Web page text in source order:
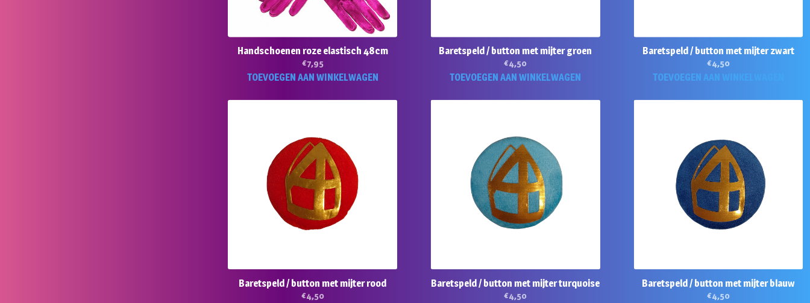
Handschoenen roze elastisch 48cm
€7,95
TOEVOEGEN AAN WINKELWAGEN
Baretspeld / button met mijter groen
€4,50
TOEVOEGEN AAN WINKELWAGEN
Baretspeld / button met mijter zwart
€4,50
TOEVOEGEN AAN WINKELWAGEN
Baretspeld / button met mijter rood
€4,50
Baretspeld / button met mijter turquoise
€4,50
Baretspeld / button met mijter blauw
€4,50